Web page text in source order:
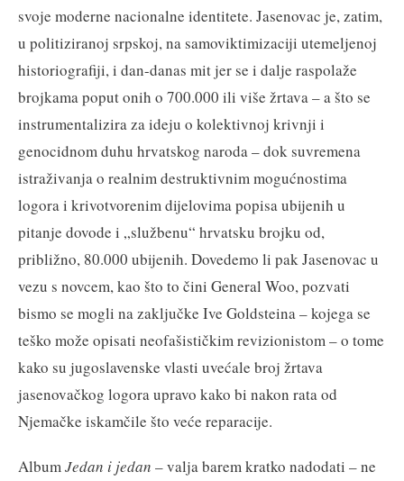
svoje moderne nacionalne identitete. Jasenovac je, zatim,
u politiziranoj srpskoj, na samoviktimizaciji utemeljenoj
historiografiji, i dan-danas mit jer se i dalje raspolaže
brojkama poput onih o 700.000 ili više žrtava – a što se
instrumentalizira za ideju o kolektivnoj krivnji i
genocidnom duhu hrvatskog naroda – dok suvremena
istraživanja o realnim destruktivnim mogućnostima
logora i krivotvorenim dijelovima popisa ubijenih u
pitanje dovode i „službenu“ hrvatsku brojku od,
približno, 80.000 ubijenih. Dovedemo li pak Jasenovac u
vezu s novcem, kao što to čini General Woo, pozvati
bismo se mogli na zaključke Ive Goldsteina – kojega se
teško može opisati neofašističkim revizionistom – o tome
kako su jugoslavenske vlasti uvećale broj žrtava
jasenovačkog logora upravo kako bi nakon rata od
Njemačke iskamčile što veće reparacije.
AlbumJedan i jedan – valja barem kratko nadodati – ne